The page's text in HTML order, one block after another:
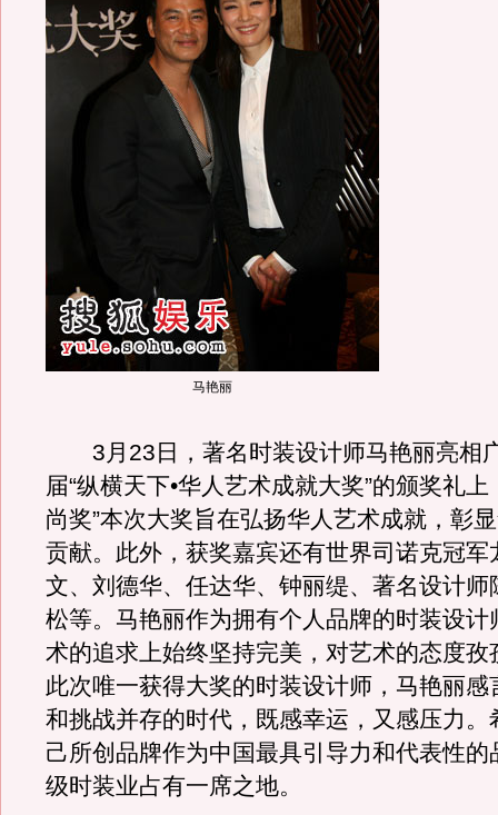
马艳丽
3月23日，著名时装设计师马艳丽亮相
届“纵横天下•华人艺术成就大奖”的颁奖礼上
尚奖”本次大奖旨在弘扬华人艺术成就，彰
贡献。此外，获奖嘉宾还有世界司诺克冠军
文、刘德华、任达华、钟丽缇、著名设计师
松等。马艳丽作为拥有个人品牌的时装设计
术的追求上始终坚持完美，对艺术的态度孜
此次唯一获得大奖的时装设计师，马艳丽感
和挑战并存的时代，既感幸运，又感压力。
己所创品牌作为中国最具引导力和代表性的
级时装业占有一席之地。